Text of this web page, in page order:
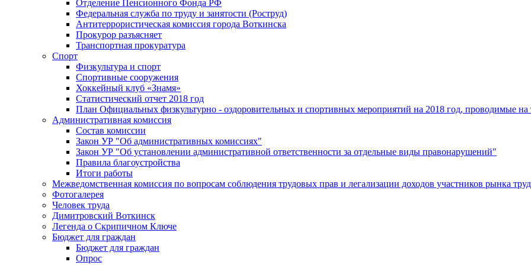
Отделение Пенсионного Фонда РФ
Федеральная служба по труду и занятости (Роструд)
Антитеррористическая комиссия города Воткинска
Прокурор разъясняет
Транспортная прокуратура
Спорт
Физкультура и спорт
Спортивные сооружения
Хоккейный клуб «Знамя»
Статистический отчет 2018 год
План Официальных физкультурно - оздоровительных и спортивных мероприятий на 2018 год, проводимые
Административная комиссия
Состав комиссии
Закон УР "Об административных комиссиях"
Закон УР "Об установлении административной ответственности за отдельные виды правонарушений"
Правила благоустройства
Итоги работы
Межведомственная комиссия по вопросам соблюдения трудовых прав и легализации доходов участников рынка
Фотогалерея
Человек труда
Димитровский Воткинск
Легенда о Скрипичном Ключе
Бюджет для граждан
Бюджет для граждан
Опрос